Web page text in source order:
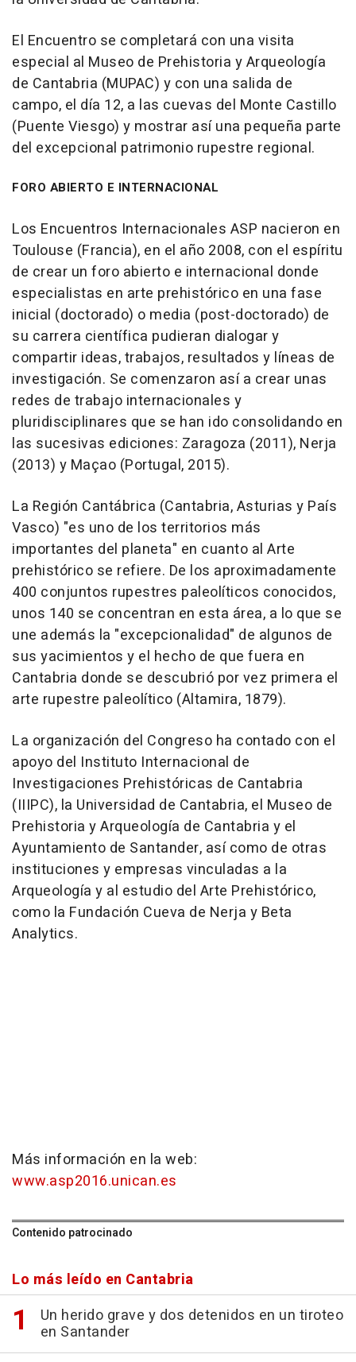
El Encuentro se completará con una visita
especial al Museo de Prehistoria y Arqueología
de Cantabria (MUPAC) y con una salida de
campo, el día 12, a las cuevas del Monte Castillo
(Puente Viesgo) y mostrar así una pequeña parte
del excepcional patrimonio rupestre regional.
FORO ABIERTO E INTERNACIONAL
Los Encuentros Internacionales ASP nacieron en
Toulouse (Francia), en el año 2008, con el espíritu
de crear un foro abierto e internacional donde
especialistas en arte prehistórico en una fase
inicial (doctorado) o media (post-doctorado) de
su carrera científica pudieran dialogar y
compartir ideas, trabajos, resultados y líneas de
investigación. Se comenzaron así a crear unas
redes de trabajo internacionales y
pluridisciplinares que se han ido consolidando en
las sucesivas ediciones: Zaragoza (2011), Nerja
(2013) y Maçao (Portugal, 2015).
La Región Cantábrica (Cantabria, Asturias y País
Vasco) "es uno de los territorios más
importantes del planeta" en cuanto al Arte
prehistórico se refiere. De los aproximadamente
400 conjuntos rupestres paleolíticos conocidos,
unos 140 se concentran en esta área, a lo que se
une además la "excepcionalidad" de algunos de
sus yacimientos y el hecho de que fuera en
Cantabria donde se descubrió por vez primera el
arte rupestre paleolítico (Altamira, 1879).
La organización del Congreso ha contado con el
apoyo del Instituto Internacional de
Investigaciones Prehistóricas de Cantabria
(IIIPC), la Universidad de Cantabria, el Museo de
Prehistoria y Arqueología de Cantabria y el
Ayuntamiento de Santander, así como de otras
instituciones y empresas vinculadas a la
Arqueología y al estudio del Arte Prehistórico,
como la Fundación Cueva de Nerja y Beta
Analytics.
Más información en la web:
www.asp2016.unican.es
Contenido patrocinado
Lo más leído en Cantabria
Un herido grave y dos detenidos en un tiroteo
en Santander